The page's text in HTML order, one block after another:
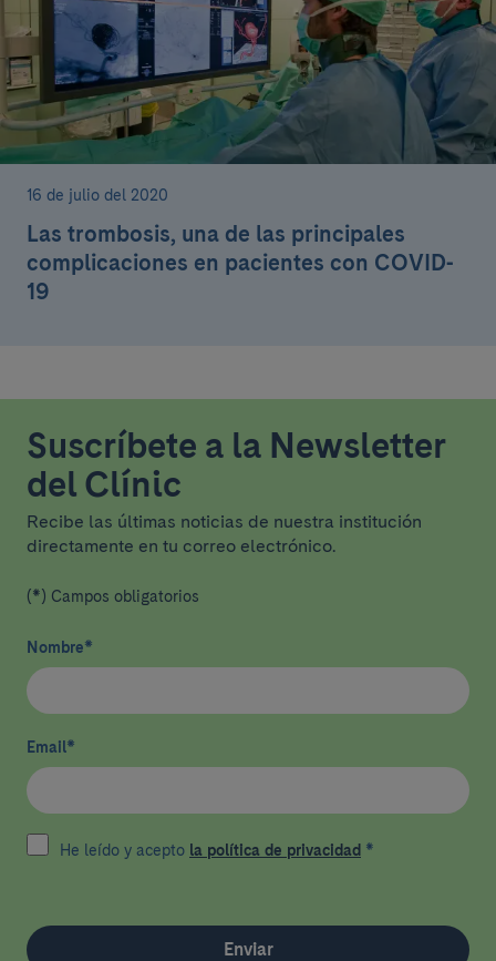
16 de julio del 2020
Las trombosis, una de las principales
complicaciones en pacientes con COVID-
19
Suscríbete a la Newsletter
del Clínic
Recibe las últimas noticias de nuestra institución
directamente en tu correo electrónico.
(*) Campos obligatorios
Nombre*
Email*
He leído y acepto la política de privacidad *
Enviar